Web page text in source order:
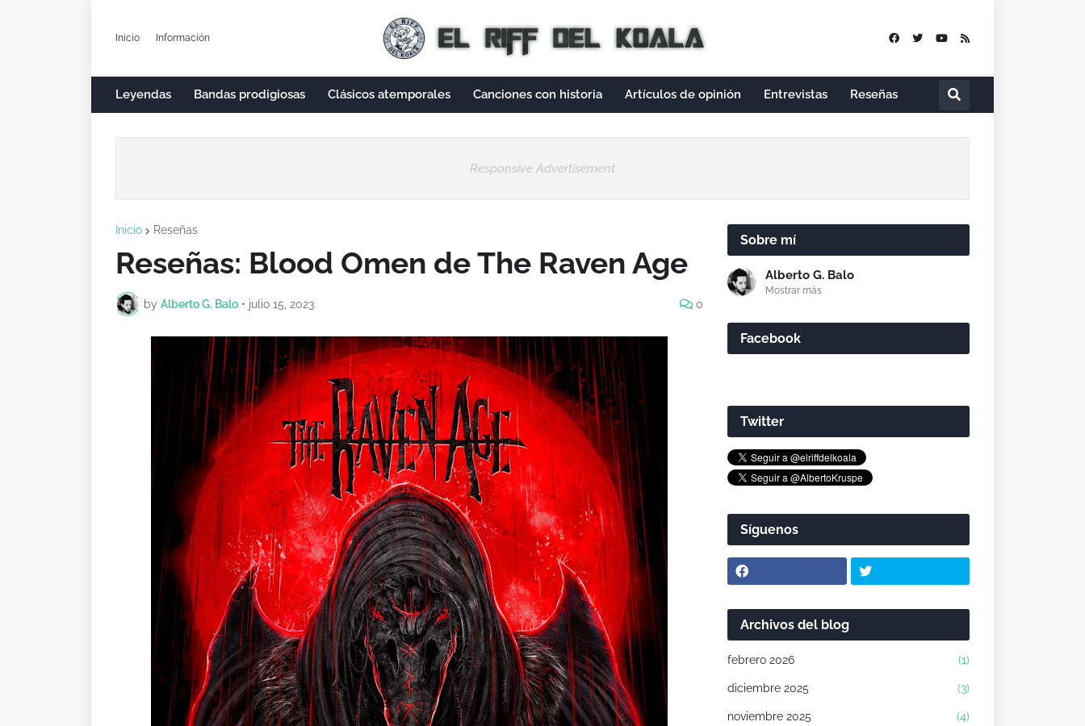
Inicio Información
Leyendas Bandas prodigiosas Clásicos atemporales Canciones con historia Artículos de opinión Entrevistas Reseñas
Responsive Advertisement
Inicio Reseñas
Reseñas: Blood Omen de The Raven Age
by Alberto G. Balo • julio 15, 2023 0
Sobre mí
Alberto G. Balo
Mostrar más
Facebook
Twitter
Síguenos
Archivos del blog
febrero 2026 (1)
diciembre 2025 (3)
noviembre 2025 (4)